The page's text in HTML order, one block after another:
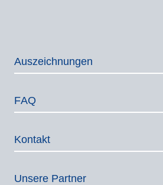
Auszeich­nungen
FAQ
Kontakt
Unsere Partner